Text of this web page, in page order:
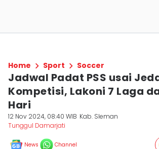
Home Sport Soccer
Jadwal Padat PSS usai
Kompetisi, Lakoni 7 Laga
Hari
12 Nov 2024, 08:40 WIB Kab. Sleman
Tunggul Damarjati
News Channel